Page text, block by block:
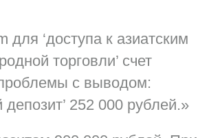
‘доступа к азиатским
торговли’ счет
с выводом:
252 000 рублей.»